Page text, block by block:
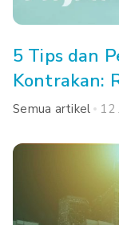
5 Tips dan
Kontrakan:
Apartemen,
Semua artikel 12